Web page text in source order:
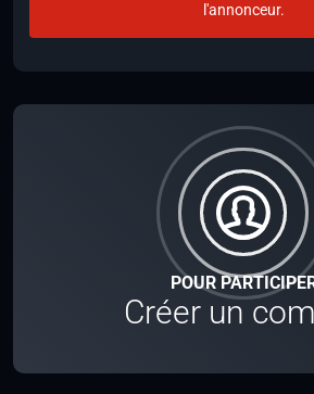
POUR
Créer un
l'annonceur.